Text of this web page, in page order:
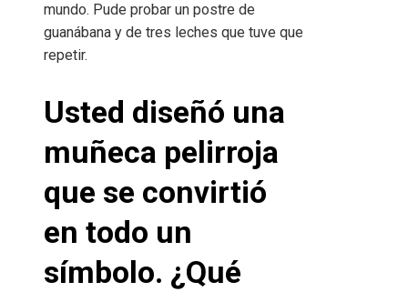
mundo. Pude probar un postre de
guanábana y de tres leches que tuve que
repetir.
Usted diseñó una
muñeca pelirroja
que se convirtió
en todo un
símbolo. ¿Qué